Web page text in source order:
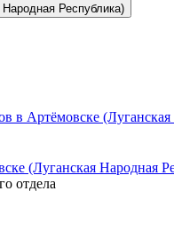
Республика)
в Артёмовске
(Луганская Народная
отдела